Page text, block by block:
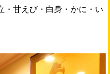
・甘えび・白身・かに・い